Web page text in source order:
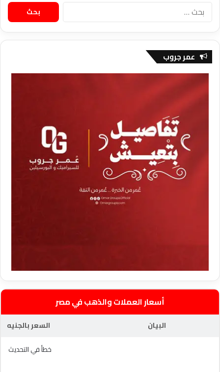
البحث
عن:
عمر جروب
أسعار العملات والذهب في مصر
البيان
السعر بالجنيه
خطأ في التحديث